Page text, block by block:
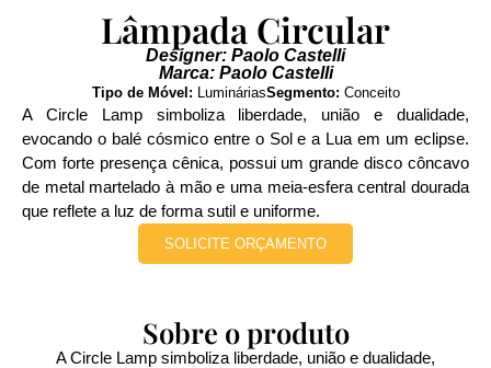
Lâmpada Circular
Designer: Paolo Castelli
Marca: Paolo Castelli
Tipo de Móvel: LumináriasSegmento: Conceito
A Circle Lamp simboliza liberdade, união e dualidade,
evocando o balé cósmico entre o Sol e a Lua em um eclipse.
Com forte presença cênica, possui um grande disco côncavo
de metal martelado à mão e uma meia-esfera central dourada
que reflete a luz de forma sutil e uniforme.
SOLICITE ORÇAMENTO
Sobre o produto
A Circle Lamp simboliza liberdade, união e dualidade,